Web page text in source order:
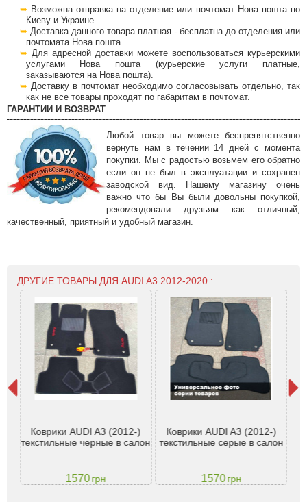
Возможна отправка на отделение или почтомат Нова пошта по
Киеву и Украине.
Доставка данного товара платная - бесплатна до отделения или
почтомата Нова пошта.
Для адресной доставки можете воспользоваться курьерскими
услугами Нова пошта (курьерские услуги платные,
заказываются на Нова пошта).
Доставку в почтомат необходимо согласовывать отдельно, так
как не все товары проходят по габаритам в почтомат.
ГАРАНТИИ И ВОЗВРАТ
Любой товар вы можете беспрепятственно
вернуть нам в течении 14 дней с момента
покупки. Мы с радостью возьмем его обратно
если он не был в эксплуатации и сохранен
заводской вид. Нашему магазину очень
важно что бы Вы были довольны покупкой,
рекомендовали друзьям как отличный,
качественный, приятный и удобный магазин.
ДРУГИЕ ТОВАРЫ ДЛЯ AUDI A3 2012-2020 :
Коврики AUDI A3 (2012-)
текстильные черные в салон
1570грн
Коврики AUDI A3 (2012-)
текстильные серые в салон
1570грн